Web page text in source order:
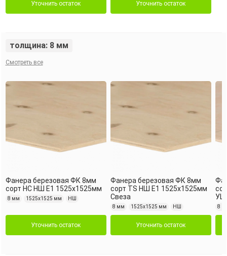
Уточнить остаток Уточнить остаток
толщина: 8 мм
Смотреть все
Фанера березовая ФК 8мм
сорт НС НШ Е1 1525х1525мм
8 мм 1525х1525 мм НШ
Уточнить остаток
Фанера березовая ФК 8мм
сорт TS НШ Е1 1525х1525мм
Свеза
8 мм 1525х1525 мм НШ
Уточнить остаток
8